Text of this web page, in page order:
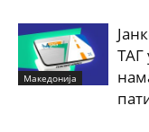
Македонија
ТАГ